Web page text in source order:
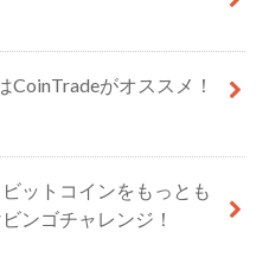
CoinTradeがオススメ！
ットコインをもっとも
ンゴチャレンジ！